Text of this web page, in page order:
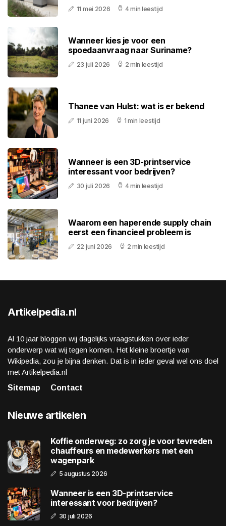
11 mei 2026 4 min leestijd
Wanneer kies je voor een
spoedaanvraag naar Suriname?
23 juli 2026 2 min leestijd
Thanee van Hulst: wat is er bekend
11 juni 2026 1 min leestijd
Wanneer is een 3D-printservice
interessant voor bedrijven?
30 juli 2026 4 min leestijd
Waarom een haperende supply chain
eerst een financieel probleem is
22 juni 2026 2 min leestijd
Artikelpedia.nl
Al 10 jaar bloggen wij dagelijks vraagstukken over ieder
onderwerp wat wij tegen komen. Het kleine broertje van
Wikipedia, zou je bijna denken. Dat is in ieder geval wel ons doel
met Artikelpedia.nl
Sitemap
Contact
Nieuwe artikelen
Koffie onderweg: zo zorg je voor tevreden
chauffeurs en medewerkers met een
wagenpark
5 augustus 2026
Wanneer is een 3D-printservice
interessant voor bedrijven?
30 juli 2026